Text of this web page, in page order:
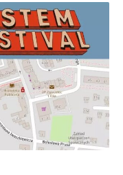
podczas